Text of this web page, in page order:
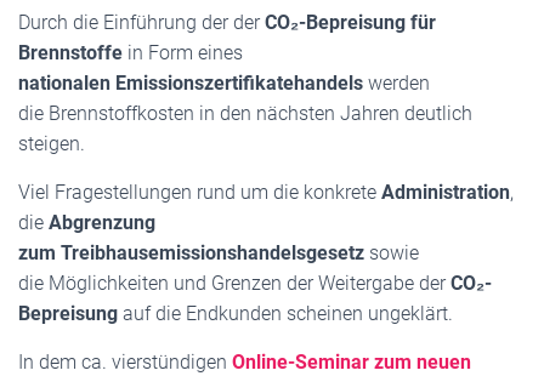
Durch die Einführung der derCO₂-Bepreisung für
Brennstoffe in Form eines
nationalen Emissionszertifikatehandels werden
die Brennstoffkosten in den nächsten Jahren deutlich
steigen.
Viel Fragestellungen rund um die konkrete Administration,
die Abgrenzung
zum Treibhausemissionshandelsgesetz sowie
die Möglichkeiten und Grenzen der Weitergabe derCO₂-
Bepreisung auf die Endkunden scheinen ungeklärt.
In dem ca. vierstündigen Online-Seminar zum neuen